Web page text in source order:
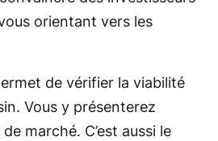
orientant vers les
de vérifier la viabilité
Vous y présenterez
marché. C’est aussi le